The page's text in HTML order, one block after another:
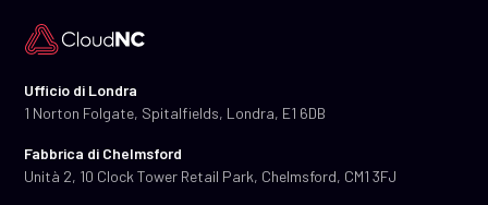
Ufficio di Londra
1 Norton Folgate, Spitalfields, Londra, E1 6DB
Fabbrica di Chelmsford
Unità 2, 10 Clock Tower Retail Park, Chelmsford, CM1 3FJ